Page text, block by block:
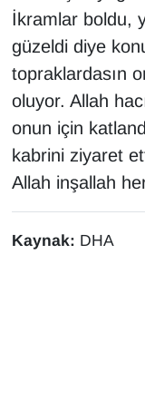
İkramlar boldu,
güzeldi diye
topraklardasın
oluyor. Allah
onun için
kabrini ziyaret
Allah inşallah
Kaynak: DHA